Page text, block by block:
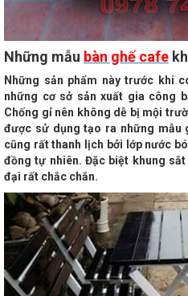
Những mẫu bàn ghế cafe
Những sản phẩm này trước khi
những cơ sở sản xuất gia công
Chống gỉ nên không dễ bị mội
được sử dụng tạo ra những mẫu
cũng rất thanh lịch bởi lớp nước
đồng tự nhiên. Đặc biệt khung
đại rất chắc chắn.